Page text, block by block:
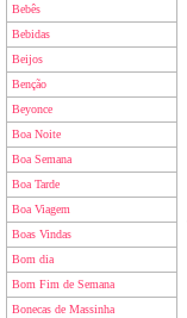
Bebês
Bebidas
Beijos
Benção
Beyonce
Boa Noite
Boa Semana
Boa Tarde
Boa Viagem
Boas Vindas
Bom dia
Bom Fim de Semana
Bonecas de Massinha